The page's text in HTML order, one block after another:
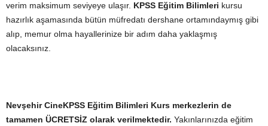
verim maksimum seviyeye ulaşır. KPSS Eğitim Bilimleri kursu
hazırlık aşamasında bütün müfredatı dershane ortamındaymış gibi
alıp, memur olma hayallerinize bir adım daha yaklaşmış
olacaksınız.
Nevşehir CineKPSS Eğitim Bilimleri Kurs merkezlerin de
tamamen ÜCRETSİZ olarak verilmektedir. Yakınlarınızda eğitim